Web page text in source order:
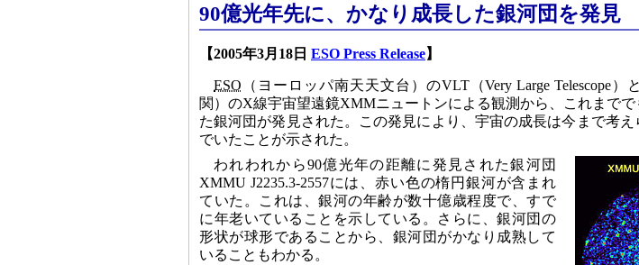
90億光年先に、かなり成長した銀河団を発見
【2005年3月18日 ESO Press Release】
ESO （ヨーロッパ南天天文台）のVLT（Very Large Telescope）
関）のX線宇宙望遠鏡XMMニュートンによる観測から、これまで
た銀河団が発見された。この発見により、宇宙の成長は今まで考
でいたことが示された。
われわれから90億光年の距離に発見された銀河団
XMMU J2235.3-2557には、赤い色の楕円銀河が含まれ
ていた。これは、銀河の年齢が数十億歳程度で、すで
に年老いていることを示している。さらに、銀河団の
形状が球形であることから、銀河団がかなり成熟して
いることもわかる。